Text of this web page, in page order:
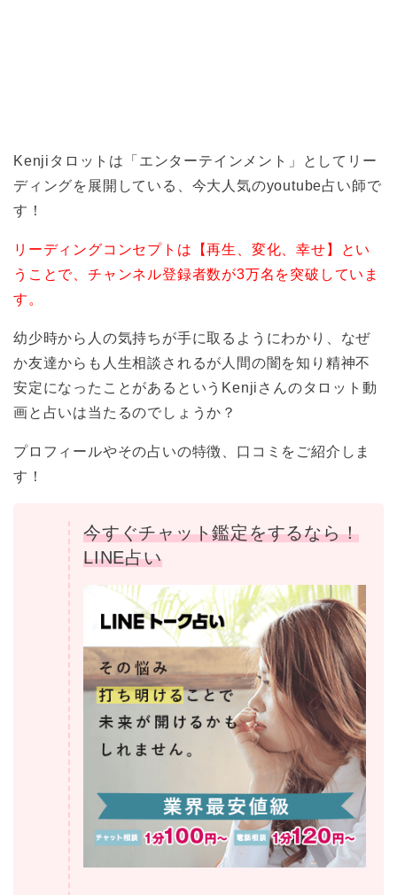
Kenjiタロットは「エンターテインメント」としてリー
ディングを展開している、今大人気のyoutube占い師で
す！
リーディングコンセプトは【再生、変化、幸せ】とい
うことで、チャンネル登録者数が3万名を突破していま
す。
幼少時から人の気持ちが手に取るようにわかり、なぜ
か友達からも人生相談されるが人間の闇を知り精神不
安定になったことがあるというKenjiさんのタロット動
画と占いは当たるのでしょうか？
プロフィールやその占いの特徴、口コミをご紹介しま
す！
今すぐチャット鑑定をするなら！
LINE占い